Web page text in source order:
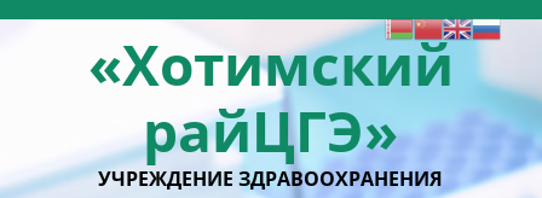
Перейти
содержимому«Хотимский
райЦГЭ»
УЧРЕЖДЕНИЕ ЗДРАВООХРАНЕНИЯ